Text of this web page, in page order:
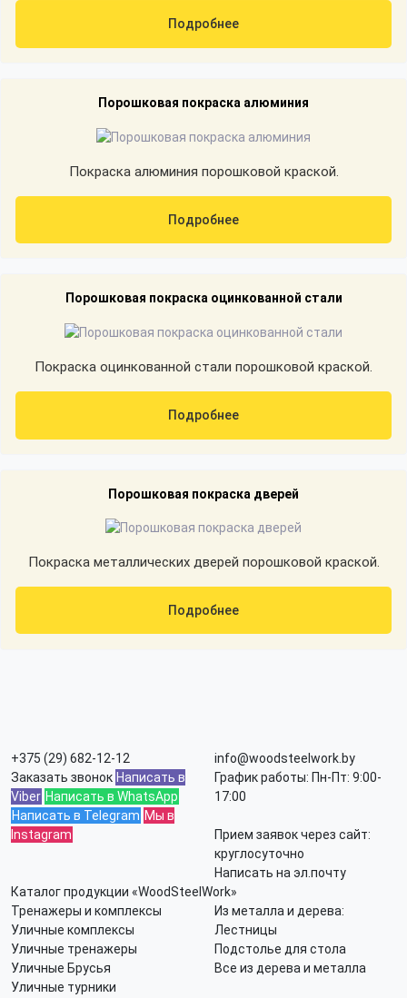
Подробнее
Порошковая покраска алюминия
Покраска алюминия порошковой краской.
Подробнее
Порошковая покраска оцинкованной стали
Покраска оцинкованной стали порошковой краской.
Подробнее
Порошковая покраска дверей
Покраска металлических дверей порошковой краской.
Подробнее
+375 (29) 682-12-12
Заказать звонок Написать в
Viber Написать в WhatsApp
Написать в Telegram Мы в
Instagram
info@woodsteelwork.by
График работы: Пн-Пт: 9:00-
17:00
Прием заявок через сайт:
круглосуточно
Написать на эл.почту
Каталог продукции «WoodSteelWork»
Тренажеры и комплексы
Уличные комплексы
Уличные тренажеры
Уличные Брусья
Уличные турники
Из металла и дерева:
Лестницы
Подстолье для стола
Все из дерева и металла